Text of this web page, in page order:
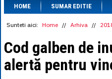
HOME SUMAR EDITIE
Sunteti aici: Home // Arhiva //
Cod galben de
alertă pentru